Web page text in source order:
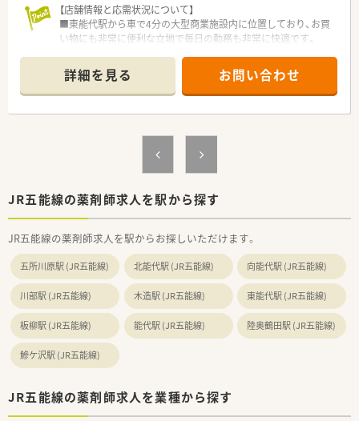
【店舗情報と応需状況について】
■東能代駅から車で4分の大型商業施設内に位置しており、お買
い物にも非常に便利な立地で毎日の勤務も非常に快適です。
に偏ることなく幅広い薬の知識を習得することが可能です。
■薬剤師1名と調剤事務2名の体制を整えており、一人ひとりの
患者様に対して非常に丁寧な服薬指導を行える環境です。
■国内の小売業でトップクラスのシェアを誇る大手グループの
法人で、ショッピングモールを地域医療の拠点とするビジョンを
住の「住」を支えるヘルスケア事業を重要な柱として位置づけて
目指し、調剤を核としたトータルサポートを社会に提供していま
す。
【想定される業務内容】
■処方箋に基づいた調剤業務や服薬指導に加え、レセプト業務や
監査、OTC医薬品の販売など薬剤師としての幅広い業務を担いま
す。
■ドラッグストア併設店として地域の患者様からの健康相談に
応じ、セルフメディケーションの推進に貢献する役割も期待され
ます。
は触れる機会の少ない多種多様な漢方製剤の知識を学べる環境
です。
詳細を見る お問い合わせ
JR五能線の薬剤師求人を駅から探す
JR五能線の薬剤師求人を駅からお探しいただけます。
五所川原駅 (JR五能線) 北能代駅 (JR五能線) 向能代駅 (JR五能線)
川部駅 (JR五能線) 木造駅 (JR五能線) 東能代駅 (JR五能線)
板柳駅 (JR五能線) 能代駅 (JR五能線) 陸奥鶴田駅 (JR五能線)
鰺ケ沢駅 (JR五能線)
JR五能線の薬剤師求人を業種から探す